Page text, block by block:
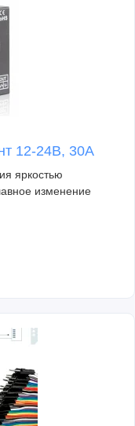
12-24В, 30А
яркостью
изменение